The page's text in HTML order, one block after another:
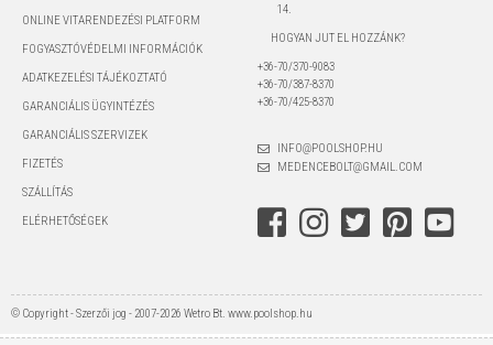
ONLINE VITARENDEZÉSI PLATFORM
FOGYASZTÓVÉDELMI INFORMÁCIÓK
ADATKEZELÉSI TÁJÉKOZTATÓ
GARANCIÁLIS ÜGYINTÉZÉS
GARANCIÁLIS SZERVIZEK
FIZETÉS
SZÁLLÍTÁS
ELÉRHETŐSÉGEK
14.
HOGYAN JUT EL HOZZÁNK?
+36-70/370-9083
+36-70/387-8370
+36-70/425-8370
INFO@POOLSHOP.HU
MEDENCEBOLT@GMAIL.COM
© Copyright - Szerzői jog - 2007-2026 Wetro Bt. www.poolshop.hu